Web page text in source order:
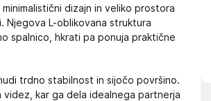
dizajn in veliko prostora
Njegova L-oblikovana struktura
spalnico, hkrati pa ponuja praktične
trdno stabilnost in sijočo površino.
kar ga dela idealnega partnerja